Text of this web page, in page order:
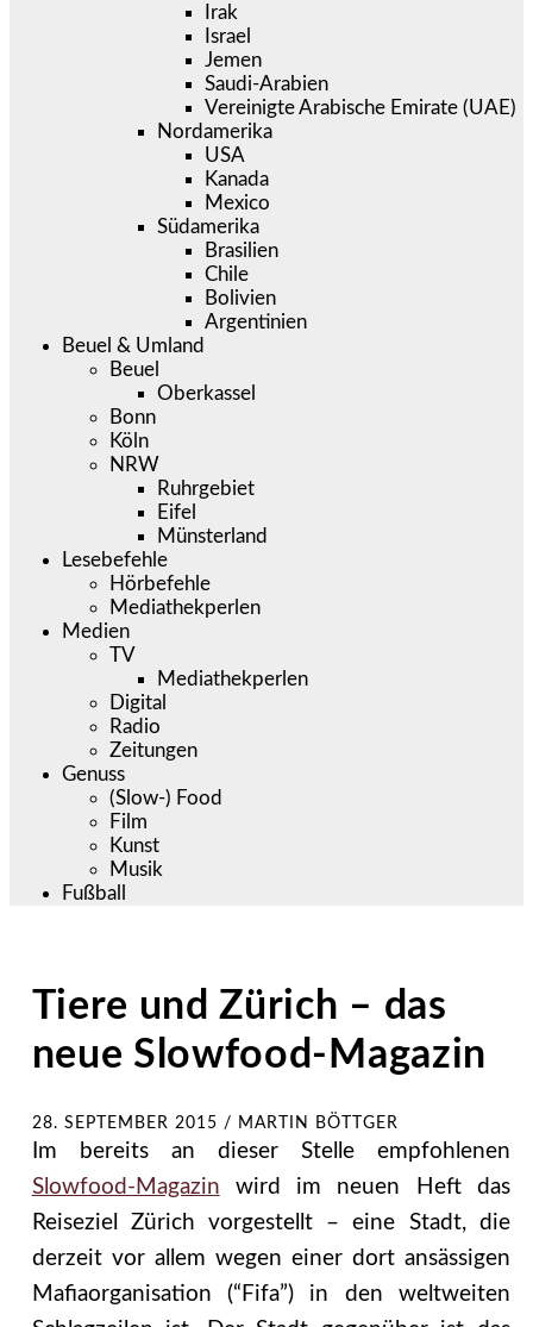
Irak
Israel
Jemen
Saudi-Arabien
Vereinigte Arabische Emirate (UAE)
Nordamerika
USA
Kanada
Mexico
Südamerika
Brasilien
Chile
Bolivien
Argentinien
Beuel & Umland
Beuel
Oberkassel
Bonn
Köln
NRW
Ruhrgebiet
Eifel
Münsterland
Lesebefehle
Hörbefehle
Mediathekperlen
Medien
TV
Mediathekperlen
Digital
Radio
Zeitungen
Genuss
(Slow-) Food
Film
Kunst
Musik
Fußball
Tiere und Zürich – das
neue Slowfood-Magazin
28. SEPTEMBER 2015 / MARTIN BÖTTGER
Im bereits an dieser Stelle empfohlenen
Slowfood-Magazin wird im neuen Heft das
Reiseziel Zürich vorgestellt – eine Stadt, die
derzeit vor allem wegen einer dort ansässigen
Mafiaorganisation (“Fifa”) in den weltweiten